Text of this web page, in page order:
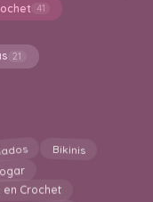
41
21
Bikinis
en Crochet